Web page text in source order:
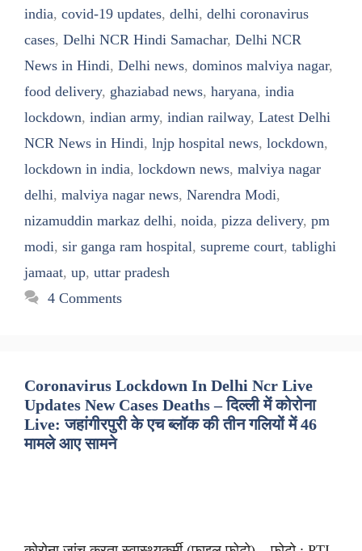
india, covid-19 updates, delhi, delhi coronavirus
cases, Delhi NCR Hindi Samachar, Delhi NCR
News in Hindi, Delhi news, dominos malviya nagar,
food delivery, ghaziabad news, haryana, india
lockdown, indian army, indian railway, Latest Delhi
NCR News in Hindi, lnjp hospital news, lockdown,
lockdown in india, lockdown news, malviya nagar
delhi, malviya nagar news, Narendra Modi,
nizamuddin markaz delhi, noida, pizza delivery, pm
modi, sir ganga ram hospital, supreme court, tablighi
jamaat, up, uttar pradesh
4 Comments
Coronavirus Lockdown In Delhi Ncr Live
Updates New Cases Deaths – दिल्ली में कोरोना
Live: जहांगीरपुरी के एच ब्लॉक की तीन गलियों में 46
मामले आए सामने